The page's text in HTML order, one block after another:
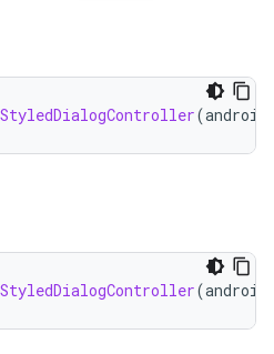
(android
(android